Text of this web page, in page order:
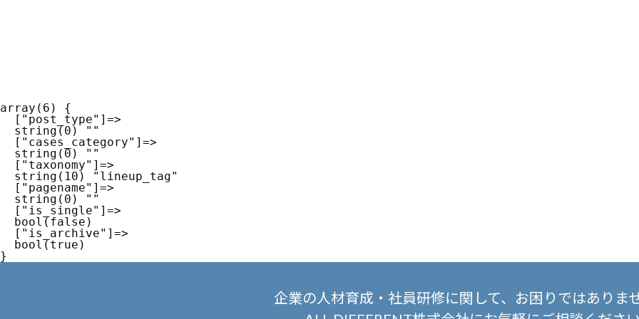
array(6) {
  ["post_type"]=>
  string(0) ""
  ["cases_category"]=>
  string(0) ""
  ["taxonomy"]=>
  string(10) "lineup_tag"
  ["pagename"]=>
  string(0) ""
  ["is_single"]=>
  bool(false)
  ["is_archive"]=>
  bool(true)
企業の人材育成・社員研修に関して、
お困りではありま